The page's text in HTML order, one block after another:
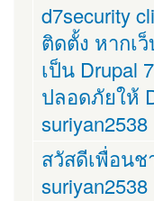
d7security
ติดตั้ง หากเ
เป็น Drupal
ปลอดภัยให้
suriyan2538
สวัสดีเพื่อนช
suriyan2538